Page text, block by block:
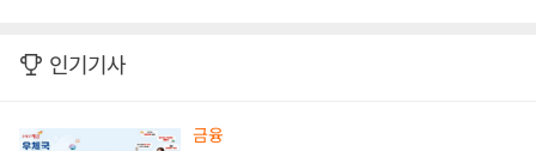
인기기사
금융